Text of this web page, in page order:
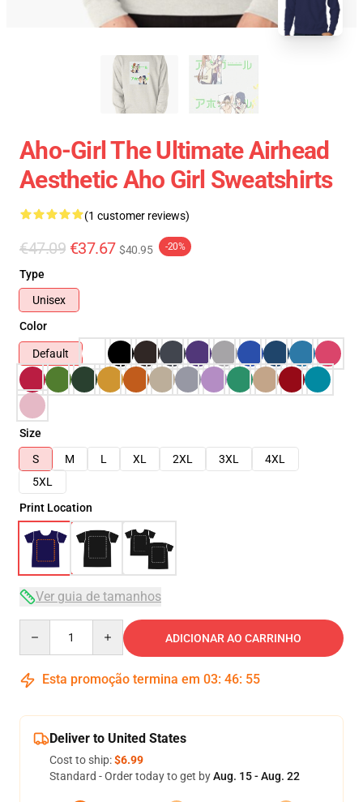
Aho-Girl The Ultimate Airhead
Aesthetic Aho Girl Sweatshirts
(1 customer reviews)
€47.09 €37.67 $40.95 -20%
Type
Unisex
Color
Default
Size
S
M L XL 2XL 3XL
4XL
5XL
Print Location
Ver guia de tamanhos
ADICIONAR AO CARRINHO
Esta promoção termina em 03: 46: 54
Deliver to United States
Cost to ship:$6.99
Standard - Order today to get byAug. 15 - Aug. 22